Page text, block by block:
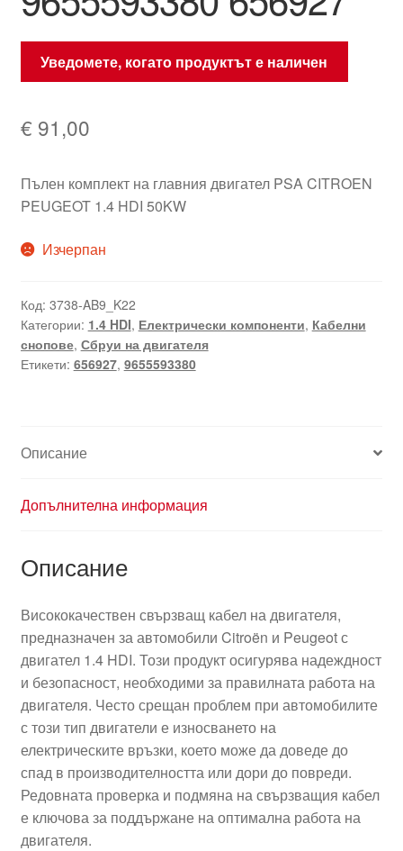
Уведомете, когато продуктът е наличен
€ 91,00
Пълен комплект на главния двигател PSA CITROEN
PEUGEOT 1.4 HDI 50KW
Изчерпан
Код: 3738-AB9_K22
Категории: 1.4 HDI, Електрически компоненти, Кабелни
снопове, Сбруи на двигателя
Етикети: 656927, 9655593380
Описание
Допълнителна информация
Описание
Висококачествен свързващ кабел на двигателя,
предназначен за автомобили Citroën и Peugeot с
двигател 1.4 HDI. Този продукт осигурява надеждност
и безопасност, необходими за правилната работа на
двигателя. Често срещан проблем при автомобилите
с този тип двигатели е износването на
електрическите връзки, което може да доведе до
спад в производителността или дори до повреди.
Редовната проверка и подмяна на свързващия кабел
е ключова за поддържане на оптимална работа на
двигателя.